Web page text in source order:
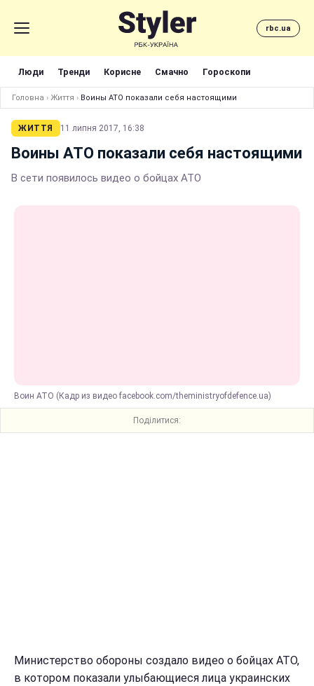
rbc.ua
Люди Тренди Корисне Смачно Гороскопи
Головна › Життя › Воины АТО показали себя настоящими
ЖИТТЯ 11 липня 2017, 16:38
Воины АТО показали себя настоящими
В сети появилось видео о бойцах АТО
Воин АТО (Кадр из видео facebook.com/theministryofdefence.ua)
Поділитися:
Министерство обороны создало видео о бойцах АТО,
в котором показали улыбающиеся лица украинских